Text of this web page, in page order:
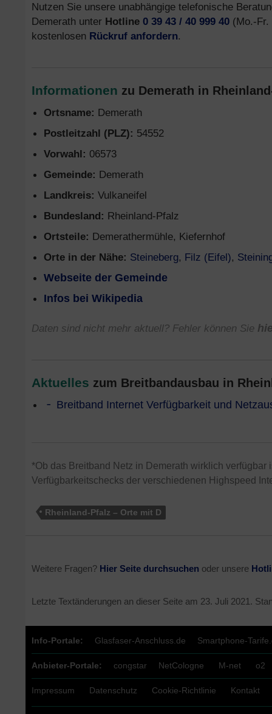
Nutzen Sie unsere unabhängige telefonische
Demerath unter Hotline 0 39 43 / 40 999 40 (Mo.-
kostenlosen Rückruf anfordern.
Informationen zu Demerath in
Ortsname: Demerath
Postleitzahl (PLZ): 54552
Vorwahl: 06573
Gemeinde: Demerath
Landkreis: Vulkaneifel
Bundesland: Rheinland-Pfalz
Ortsteile: Demerathermühle, Kiefernhof
Orte in der Nähe: Steineberg, Filz (Eifel),
Webseite der Gemeinde
Infos bei Wikipedia
Daten sind nicht mehr aktuell? Fehler können Sie
Aktuelles zum Breitbandausbau in
Breitband Internet Verfügbarkeit und
*Ob das Breitband Netz in Demerath wirklich
Verfügbarkeitschecks der verschiedenen Highspeed
Rheinland-Pfalz – Orte mit D
Weitere Fragen? Hier Seite durchsuchen oder unsere
Letzte Textänderungen an dieser Seite am 23. Juli 2021 .
Info-Portale: Glasfaser-Anschluss.de Smartphone-
Anbieter-Portale: congstar NetCologne M-net o2
Impressum Datenschutz Cookie-Richtlinie Kontakt